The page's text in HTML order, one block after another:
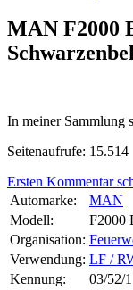
MAN F2000
In meiner Sammlung
Seitenaufrufe: 15.514
Ersten Kommentar
Automarke:
MAN
Modell:
F2000
Organisation:
Verwendung: LF /
Kennung:
03/52/1